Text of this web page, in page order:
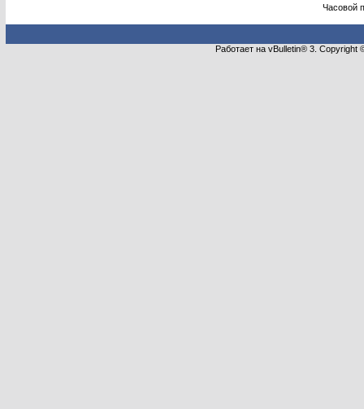
Часовой
Работает на vBulletin® 3.